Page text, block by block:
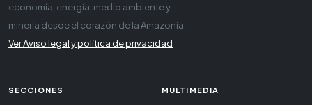
economía, energía, medio ambiente y
minería desde el corazón de la Amazonía
Ver Aviso legal y política de privacidad
SECCIONES MULTIMEDIA